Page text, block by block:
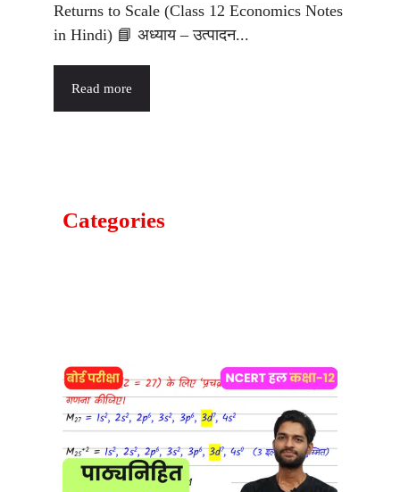
Returns to Scale (Class 12 Economics Notes
in Hindi) 📘 अध्याय – उत्पादन...
Read more
Categories